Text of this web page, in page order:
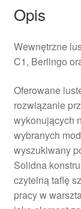
Opis
Wewnętrzne
C1, Berlingo
Oferowane
rozwiązanie
wykonujących
wybranych
wyszukiwany
Solidna
czytelną taflę
pracy w